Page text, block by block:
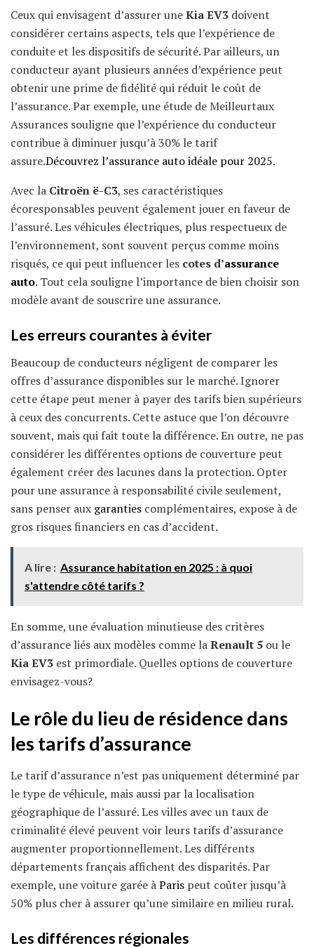
Ceux qui envisagent d’assurer uneKia EV3 doivent
considérer certains aspects, tels que l’expérience de
conduite et les dispositifs de sécurité. Par ailleurs, un
conducteur ayant plusieurs années d’expérience peut
obtenir une prime de fidélité qui réduit le coût de
l’assurance. Par exemple, une étude de Meilleurtaux
Assurances souligne que l’expérience du conducteur
contribue à diminuer jusqu’à 30% le tarif
assure.Découvrez l’assurance auto idéale pour 2025.
Avec la Citroën ë-C3, ses caractéristiques
écoresponsables peuvent également jouer en faveur de
l’assuré. Les véhicules électriques, plus respectueux de
l’environnement, sont souvent perçus comme moins
risqués, ce qui peut influencer les cotes d’assurance
auto. Tout cela souligne l’importance de bien choisir son
modèle avant de souscrire une assurance.
Les erreurs courantes à éviter
Beaucoup de conducteurs négligent de comparer les
offres d’assurance disponibles sur le marché. Ignorer
cette étape peut mener à payer des tarifs bien supérieurs
à ceux des concurrents. Cette astuce que l’on découvre
souvent, mais qui fait toute la différence. En outre, ne pas
considérer les différentes options de couverture peut
également créer des lacunes dans la protection. Opter
pour une assurance à responsabilité civile seulement,
sans penser aux garanties complémentaires, expose à de
gros risques financiers en cas d’accident.
A lire : Assurance habitation en 2025 : à quoi
s'attendre côté tarifs ?
En somme, une évaluation minutieuse des critères
d’assurance liés aux modèles comme laRenault 5 ou le
Kia EV3 est primordiale. Quelles options de couverture
envisagez-vous?
Le rôle du lieu de résidence dans
les tarifs d’assurance
Le tarif d’assurance n’est pas uniquement déterminé par
le type de véhicule, mais aussi par la localisation
géographique de l’assuré. Les villes avec un taux de
criminalité élevé peuvent voir leurs tarifs d’assurance
augmenter proportionnellement. Les différents
départements français affichent des disparités. Par
exemple, une voiture garée àParis peut coûter jusqu’à
50% plus cher à assurer qu’une similaire en milieu rural.
Les différences régionales